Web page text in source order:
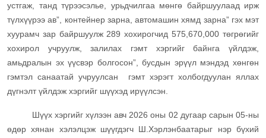
устгаж, танд түрээсэлье, урьдчилгаа мөнгө байршуулаад ирж
түлхүүрээ ав”, контейнер зарна, автомашин хямд зарна” гэх мэт
хуурамч зар байршуулж 289 хохирогчид 575,670,000 төгрөгийг
хохирол учруулж, залилах гэмт хэргийг байнга үйлдэж,
амьдралын эх үүсвэр болгосон”, бусдын эрүүл мэндэд хөнгөн
гэмтэл санаатай учруулсан гэмт хэрэгт холбогдуулан яллах
дүгнэлт үйлдэж хэргийг шүүхэд ирүүлсэн.
Шүүх хэргийг хүлээн авч 2026 оны 02 дугаар сарын 05-ны
өдөр хянан хэлэлцэж шүүгдэгч Ш.Хэрлэнбаатарыг нэр бүхий